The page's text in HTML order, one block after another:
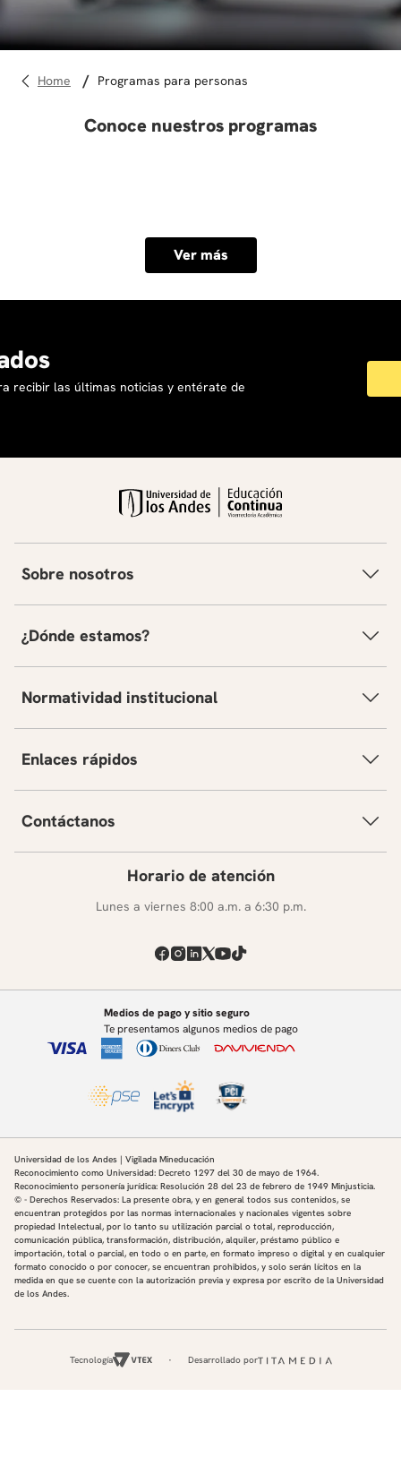
diseño
programas para personas
Conoce nuestros programas
Ver más
recibir las últimas noticias y entérate de
Sobre nosotros
¿Dónde estamos?
Normatividad institucional
Enlaces rápidos
Contáctanos
Horario de atención
Lunes a viernes 8:00 a.m. a 6:30 p.m.
Medios de pago y sitio seguro
Te presentamos algunos medios de pago
Universidad de los Andes | Vigilada Mineducación
Reconocimiento como Universidad: Decreto 1297 del 30 de mayo de 1964.
Reconocimiento personería jurídica: Resolución 28 del 23 de febrero de 1949 Minjusticia.
© - Derechos Reservados: La presente obra, y en general todos sus contenidos, se
encuentran protegidos por las normas internacionales y nacionales vigentes sobre
propiedad Intelectual, por lo tanto su utilización parcial o total, reproducción,
comunicación pública, transformación, distribución, alquiler, préstamo público e
importación, total o parcial, en todo o en parte, en formato impreso o digital y en cualquier
formato conocido o por conocer, se encuentran prohibidos, y solo serán lícitos en la
medida en que se cuente con la autorización previa y expresa por escrito de la Universidad
de los Andes.
Tecnología Desarrollado por